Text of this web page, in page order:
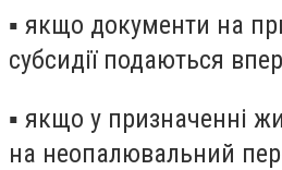
▪ якщо документи на
субсидії подаються
▪ якщо у призначенні
на неопалювальний